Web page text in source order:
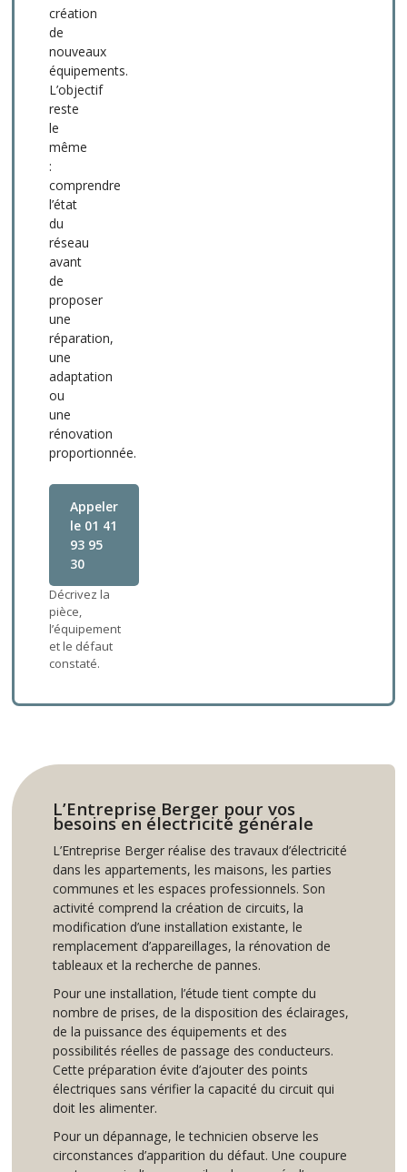
création
de
nouveaux
équipements.
L’objectif
reste
le
même
:
comprendre
l’état
du
réseau
avant
de
proposer
une
réparation,
une
adaptation
ou
une
rénovation
proportionnée.
Appeler
le 01 41
93 95
30
Décrivez la
pièce,
l’équipement
et le défaut
constaté.
L’Entreprise Berger pour vos
besoins en électricité générale
L’Entreprise Berger réalise des travaux d’électricité
dans les appartements, les maisons, les parties
communes et les espaces professionnels. Son
activité comprend la création de circuits, la
modification d’une installation existante, le
remplacement d’appareillages, la rénovation de
tableaux et la recherche de pannes.
Pour une installation, l’étude tient compte du
nombre de prises, de la disposition des éclairages,
de la puissance des équipements et des
possibilités réelles de passage des conducteurs.
Cette préparation évite d’ajouter des points
électriques sans vérifier la capacité du circuit qui
doit les alimenter.
Pour un dépannage, le technicien observe les
circonstances d’apparition du défaut. Une coupure